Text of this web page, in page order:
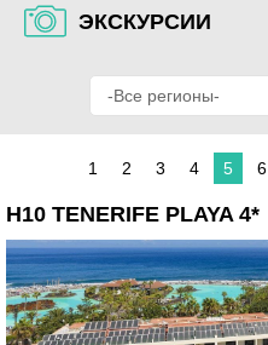
ЭКСКУРСИИ
1 2 3 4 5 6
H10 TENERIFE PLAYA 4*